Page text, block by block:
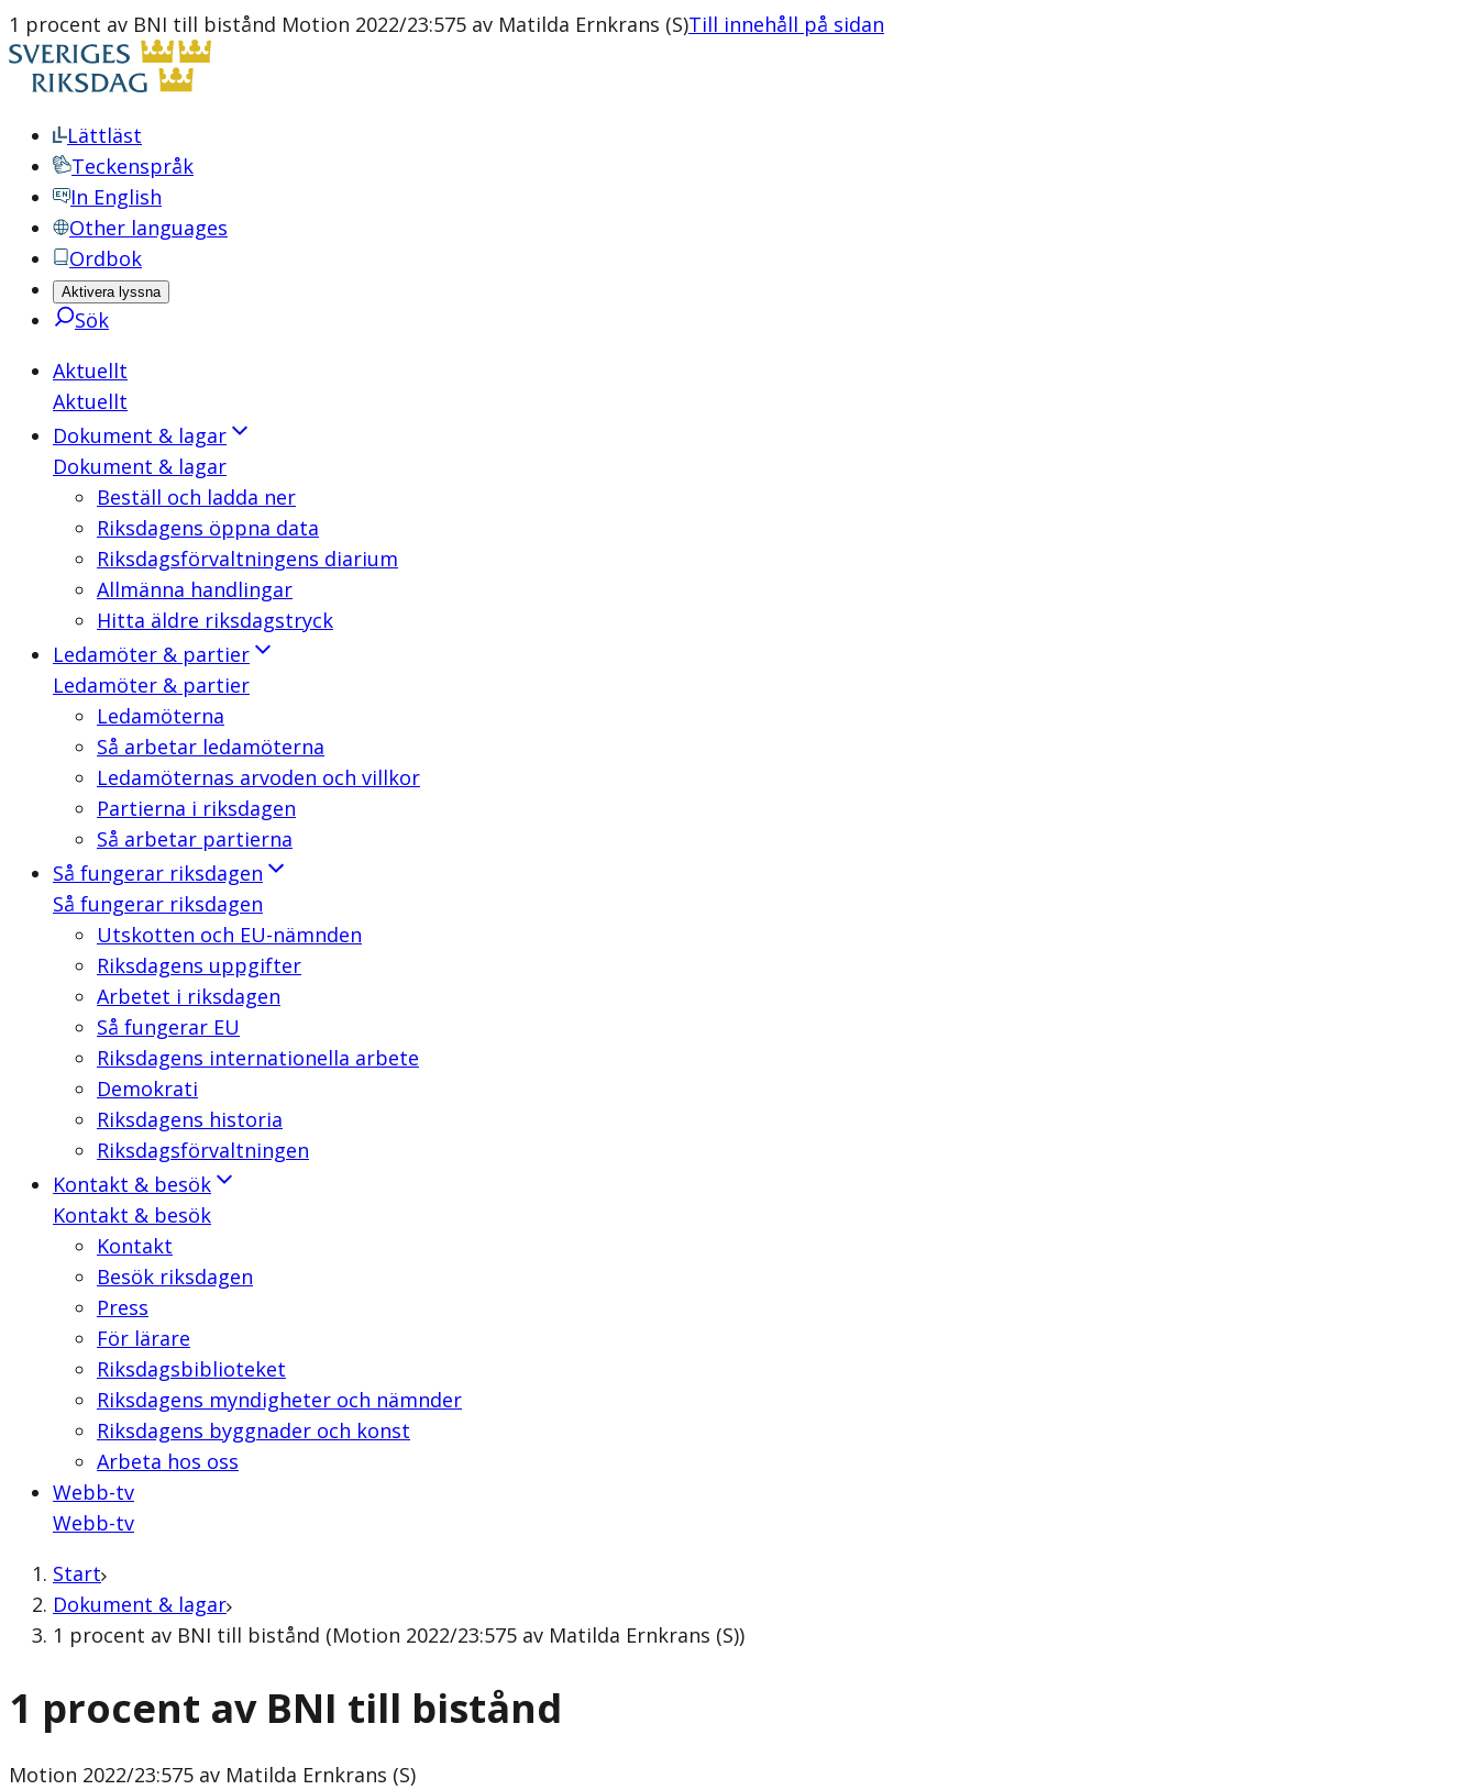
1 procent av BNI till bistånd Motion 2022/23:575 av Matilda Ernkrans (S)Till innehåll på sidan
Lättläst
Teckenspråk
In English
Other languages
Ordbok
Aktivera lyssna
Sök
Aktuellt
Aktuellt
Dokument & lagar
Dokument & lagar
Beställ och ladda ner
Riksdagens öppna data
Riksdagsförvaltningens diarium
Allmänna handlingar
Hitta äldre riksdagstryck
Ledamöter & partier
Ledamöter & partier
Ledamöterna
Så arbetar ledamöterna
Ledamöternas arvoden och villkor
Partierna i riksdagen
Så arbetar partierna
Så fungerar riksdagen
Så fungerar riksdagen
Utskotten och EU-nämnden
Riksdagens uppgifter
Arbetet i riksdagen
Så fungerar EU
Riksdagens internationella arbete
Demokrati
Riksdagens historia
Riksdagsförvaltningen
Kontakt & besök
Kontakt & besök
Kontakt
Besök riksdagen
Press
För lärare
Riksdagsbiblioteket
Riksdagens myndigheter och nämnder
Riksdagens byggnader och konst
Arbeta hos oss
Webb-tv
Webb-tv
Start
Dokument & lagar
1 procent av BNI till bistånd (Motion 2022/23:575 av Matilda Ernkrans (S))
1 procent av BNI till bistånd
Motion 2022/23:575 av Matilda Ernkrans (S)